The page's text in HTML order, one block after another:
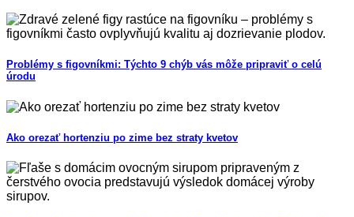
Problémy s figovníkmi: Týchto 9 chýb vás môže pripraviť o celú
úrodu
Ako orezať hortenziu po zime bez straty kvetov